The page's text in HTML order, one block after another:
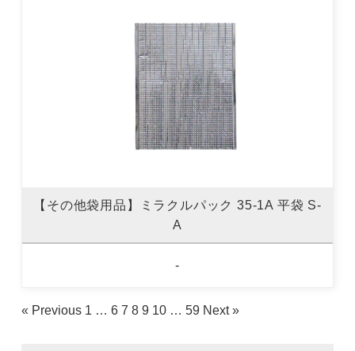
【その他袋用品】ミラクルパック 35-1A 平袋 S-
A
-
« Previous 1 … 6 7 8 9 10 … 59 Next »